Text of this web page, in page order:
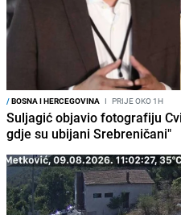
/BOSNA I HERCEGOVINA I PRIJE OKO 1H
Suljagić objavio fotografiju
gdje su ubijani Srebreničani"